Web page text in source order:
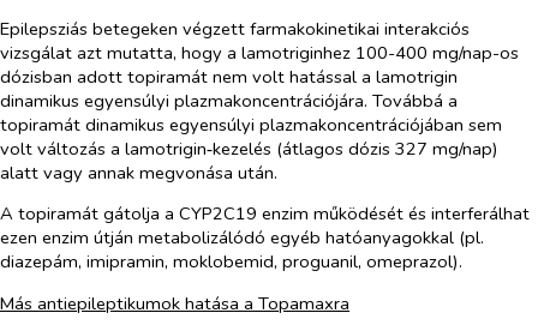
Epilepsziás betegeken végzett farmakokinetikai interakciós
vizsgálat azt mutatta, hogy a lamotriginhez 100-400 mg/nap-os
dózisban adott topiramát nem volt hatással a lamotrigin
dinamikus egyensúlyi plazmakoncentrációjára. Továbbá a
topiramát dinamikus egyensúlyi plazmakoncentrációjában sem
volt változás a lamotrigin‑kezelés (átlagos dózis 327 mg/nap)
alatt vagy annak megvonása után.
A topiramát gátolja a CYP2C19 enzim működését és interferálhat
ezen enzim útján metabolizálódó egyéb hatóanyagokkal (pl.
diazepám, imipramin, moklobemid, proguanil, omeprazol).
Más antiepileptikumok hatása a Topamaxra